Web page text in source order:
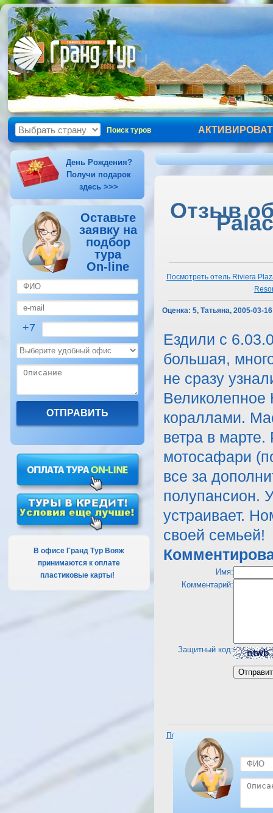
Поиск туров
День Рождения?
Получи подарок
здесь >>>
Оставьте
заявку на
подбор
тура
On-line
+7
В офисе Гранд Тур Вояж
принимаются к оплате
пластиковые карты!
Отзыв
Посмотреть отель Riviera
Оценка: 5, Татьяна, 2005-03-16
Ездили с
большая,
не сразу
кораллами.
ветра в марте.
мотосафари
все за
полупансион.
устраивает.
своей семьей!
Имя:
Комментарий:
Защитный код:
Посмотреть отель Riviera